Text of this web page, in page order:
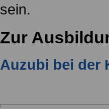
sein.
Zur
Auzubi bei der